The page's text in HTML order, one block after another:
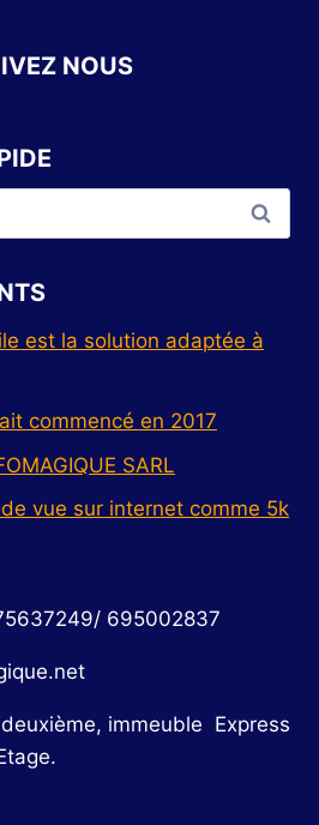
NOUS
est la solution adaptée à
commencé en 2017
SARL
vue sur internet comme 5k
695002837
immeuble Express